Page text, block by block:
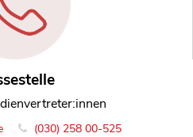
(030) 258 00-525